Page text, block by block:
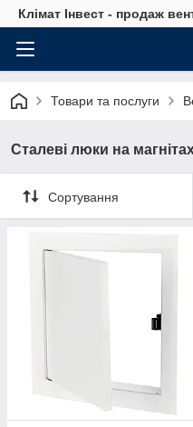
Клімат Інвест - продаж
Товари та послуги
Сталеві люки на
Сортування